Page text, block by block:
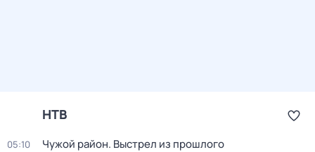
НТВ
05:10 Чужой район. Выстрел из прошлого